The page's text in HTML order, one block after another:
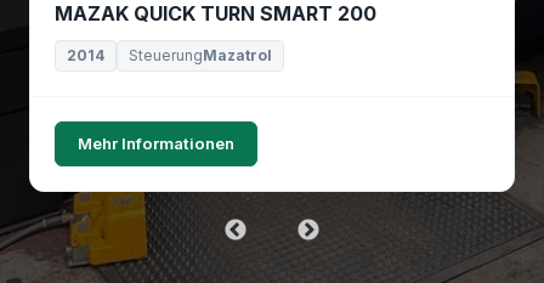
MAZAK QUICK TURN SMART 200
2014 SteuerungMazatrol
Mehr Informationen